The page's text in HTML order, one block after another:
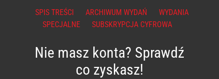
SPIS TREŚCI ARCHIWUM WYDAŃ
WYDANIA
SPECJALNE
SUBSKRYPCJA CYFROWA
Nie masz konta? Sprawdź
co zyskasz!